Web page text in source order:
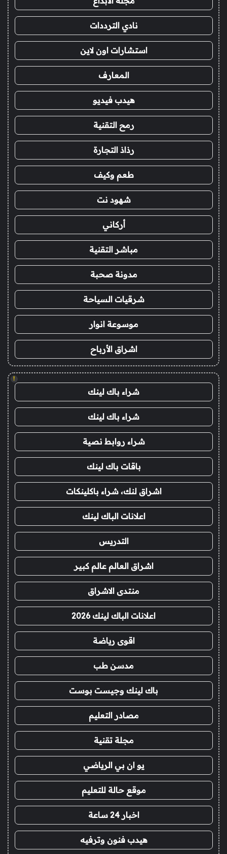
نادي الترددات
استشارات اون لاين
المعارف
هيدب فيديو
رمح التقنية
رذاذ التجارة
طعم وكيف
شهود نت
أركاني
مباشر التقنية
مدونة صحبة
شرقيات السياحة
موسوعة انوار
اشراق الأرباح
!
شراء باك لينك
شراء باك لينك
شراء روابط نصية
باقات باك لينك
اشراق لنك، شراء باكلينكات
اعلانات الباك لينك
التدريس
اشراق العالم عالم كبير
منتدى الاشراق
اعلانات الباك لينك 2026
اقوى رياضة
مدسن طب
باك لينك وجيست بوست
مصادر التعليم
مجلة تقنية
يو ان بي الرياضي
موقع حالة للتعليم
اخبار 24 ساعة
هيدب فنون وترفيه